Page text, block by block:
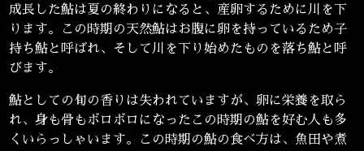
成長した鮎は夏の終わりになると、産卵するために川を下
ります。この時期の天然鮎はお腹に卵を持っているため子
持ち鮎と呼ばれ、そして川を下り始めたものを落ち鮎と呼
びます。
鮎としての旬の香りは失われていますが、卵に栄養を取ら
れ、身も骨もボロボロになったこの時期の鮎を好む人も多
くいらっしゃいます。この時期の鮎の食べ方は、魚田や煮